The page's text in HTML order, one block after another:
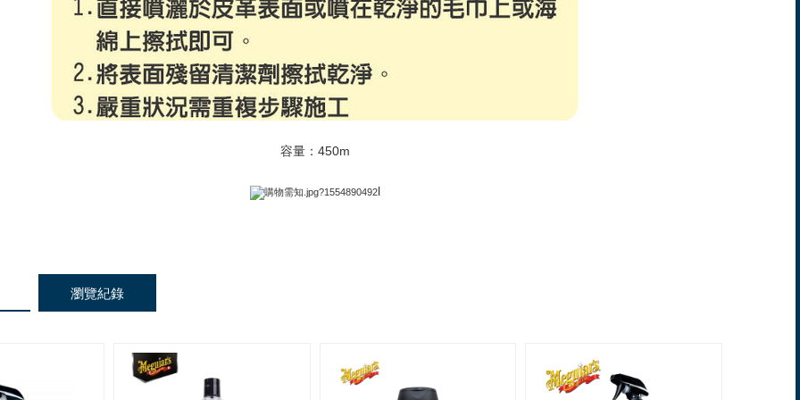
容量：450m
l
瀏覽紀錄